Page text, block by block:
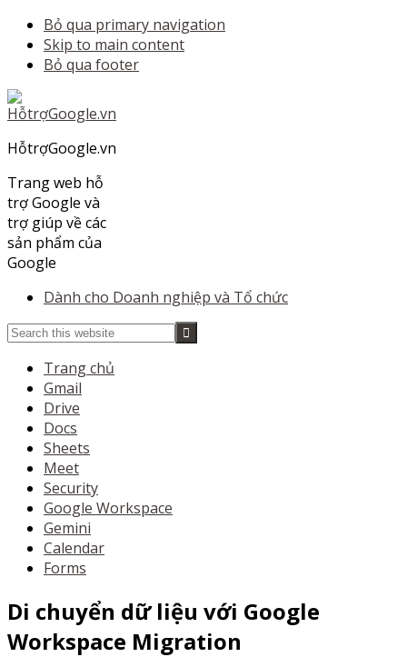
Bỏ qua primary navigation
Skip to main content
Bỏ qua footer
HỗtrợGoogle.vn
Trang web hỗ
trợ Google và
trợ giúp về các
sản phẩm của
Google
Dành cho Doanh nghiệp và Tổ chức
Search
websiteTrang chủ
Gmail
Drive
Docs
Sheets
Meet
Security
Google Workspace
Gemini
Calendar
Forms
Di chuyển dữ liệu với Google
Workspace Migration